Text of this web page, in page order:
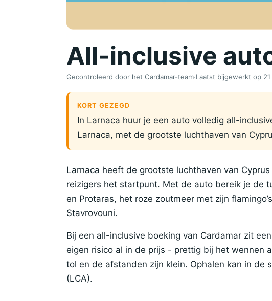
All-inclusive
Gecontroleerd door het Cardamar-team·Laatst bijgewerkt op
KORT GEZEGD
In Larnaca huur je een auto volledig all-
Larnaca, met de grootste luchthaven van
Larnaca heeft de grootste luchthaven van
reizigers het startpunt. Met de auto bereik je de
en Protaras, het roze zoutmeer met zijn
Stavrovouni.
Bij een all-inclusive boeking van Cardamar zit
eigen risico al in de prijs - prettig bij het wennen
tol en de afstanden zijn klein. Ophalen kan in de
(LCA).